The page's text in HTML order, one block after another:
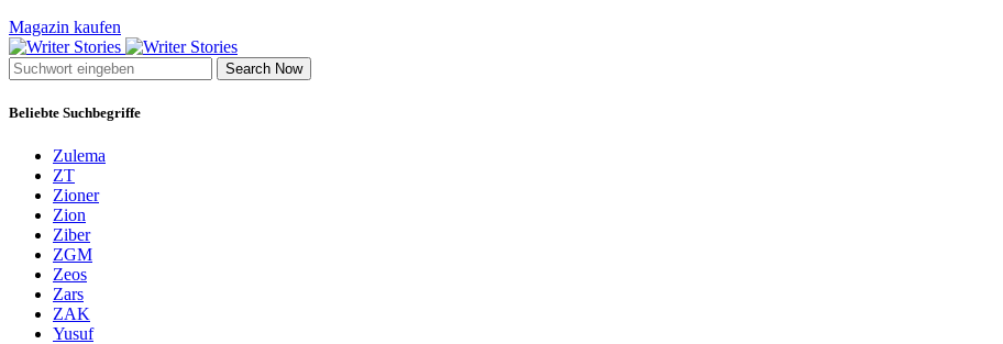
Magazin kaufen
Search Now
Beliebte Suchbegriffe
Zulema
ZT
Zioner
Zion
Ziber
ZGM
Zeos
Zars
ZAK
Yusuf